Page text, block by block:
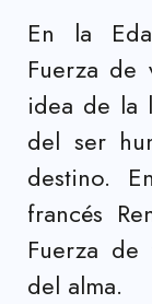
En la
Fuerza de
idea de la
del ser
destino.
francés
Fuerza
del alma.